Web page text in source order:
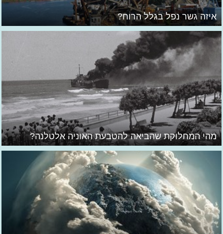
איזה גשר נפל בגלל הרוח?
מהי המחלוקת שהביאה להטבעת האוניה אלטלנה?